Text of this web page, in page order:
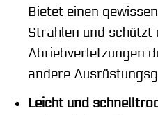
Bietet einen
Strahlen und schützt
Abriebverletzungen
andere
Leicht und